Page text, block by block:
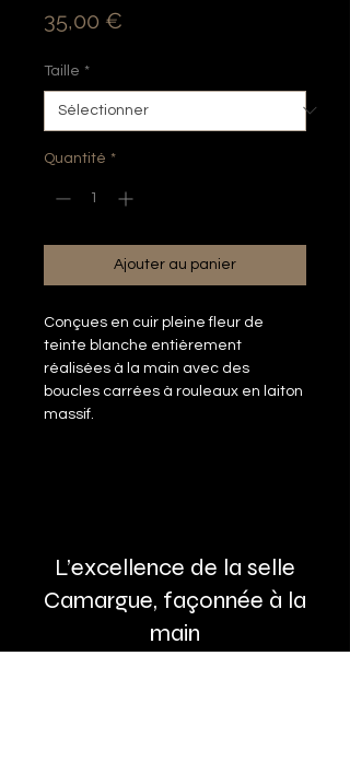
35,00 €
Taille *
Quantité *
Ajouter au panier
Conçues en cuir pleine fleur de
teinte blanche entièrement
réalisées à la main avec des
boucles carrées à rouleaux en laiton
massif.
L’excellence de la selle
Camargue, façonnée à la
main